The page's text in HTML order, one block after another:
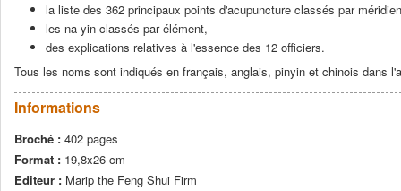
la liste des 362 principaux points d'acupuncture classés par
les na yin classés par élément,
des explications relatives à l'essence des 12 officiers.
Tous les noms sont indiqués en français, anglais, pinyin et chinois dans
Informations
Broché : 402 pages
Format : 19,8x26 cm
Editeur : Marip the Feng Shui Firm